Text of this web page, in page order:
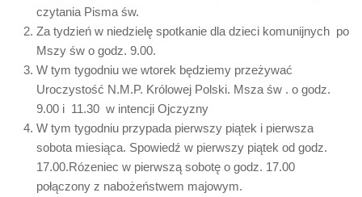
czytania Pisma św.
Za tydzień w niedzielę spotkanie dla dzieci komunijnych po
Mszy św o godz. 9.00.
W tym tygodniu we wtorek będziemy przeżywać
Uroczystość N.M.P. Królowej Polski. Msza św . o godz.
9.00 i 11.30 w intencji Ojczyzny
W tym tygodniu przypada pierwszy piątek i pierwsza
sobota miesiąca. Spowiedź w pierwszy piątek od godz.
17.00.Rózeniec w pierwszą sobotę o godz. 17.00
połączony z nabożeństwem majowym.